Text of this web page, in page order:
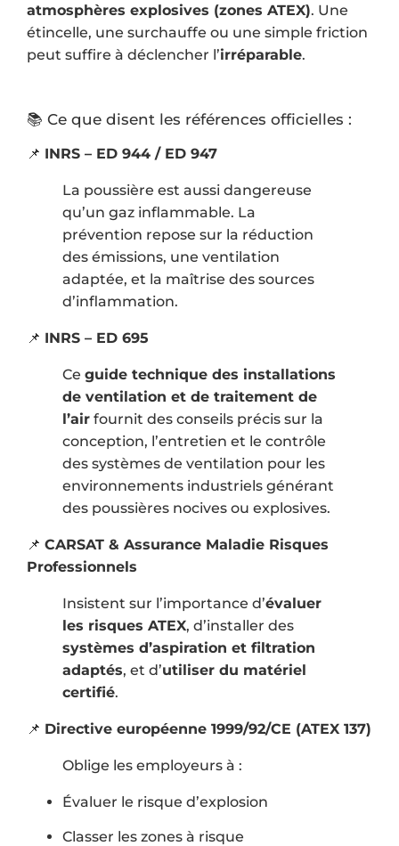
atmosphères explosives (zones ATEX). Une
étincelle, une surchauffe ou une simple friction
peut suffire à déclencher l’irréparable.
📚 Ce que disent les références officielles :
📌 INRS – ED 944 / ED 947
La poussière est aussi dangereuse
qu’un gaz inflammable. La
prévention repose sur la réduction
des émissions, une ventilation
adaptée, et la maîtrise des sources
d’inflammation.
📌 INRS – ED 695
Ce guide technique des installations
de ventilation et de traitement de
l’air fournit des conseils précis sur la
conception, l’entretien et le contrôle
des systèmes de ventilation pour les
environnements industriels générant
des poussières nocives ou explosives.
📌 CARSAT & Assurance Maladie Risques
Professionnels
Insistent sur l’importance d’évaluer
les risques ATEX, d’installer des
systèmes d’aspiration et filtration
adaptés, et d’utiliser du matériel
certifié.
📌 Directive européenne 1999/92/CE (ATEX 137)
Oblige les employeurs à :
Évaluer le risque d’explosion
Classer les zones à risque